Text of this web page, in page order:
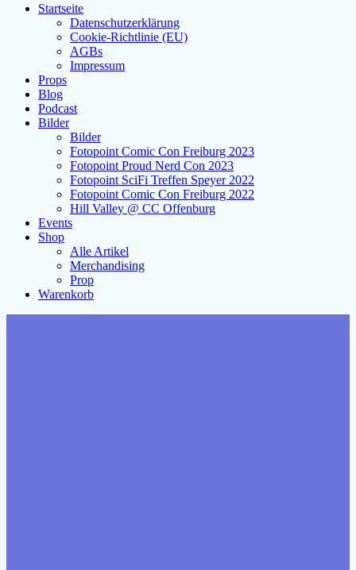
Startseite
Datenschutzerklärung
Cookie-Richtlinie (EU)
AGBs
Impressum
Props
Blog
Podcast
Bilder
Bilder
Fotopoint Comic Con Freiburg 2023
Fotopoint Proud Nerd Con 2023
Fotopoint SciFi Treffen Speyer 2022
Fotopoint Comic Con Freiburg 2022
Hill Valley @ CC Offenburg
Events
Shop
Alle Artikel
Merchandising
Prop
Warenkorb